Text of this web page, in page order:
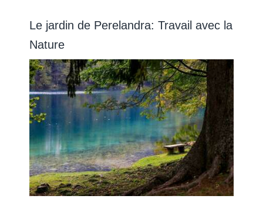
Le jardin de Perelandra: Travail avec la
Nature